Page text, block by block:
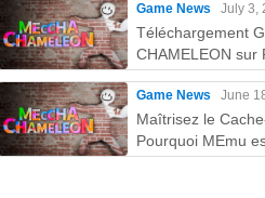
Game News July 3,
Téléchargement
CHAMELEON sur
Game News June
Maîtrisez le
Pourquoi MEmu
Façon de Jouer à